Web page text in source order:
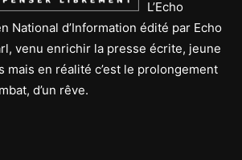
L’Echo
National d’Information édité par Echo
venu enrichir la presse écrite, jeune
mais en réalité c’est le prolongement
d’un rêve.